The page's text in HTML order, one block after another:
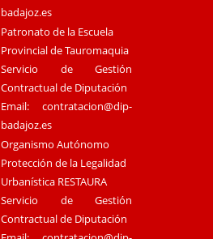
badajoz.es
Patronato de la Escuela
Provincial de Tauromaquia
Servicio de Gestión
Contractual de Diputación
Email:contratacion@dip-
badajoz.es
Organismo Autónomo
Protección de la Legalidad
Urbanística RESTAURA
Servicio de Gestión
Contractual de Diputación